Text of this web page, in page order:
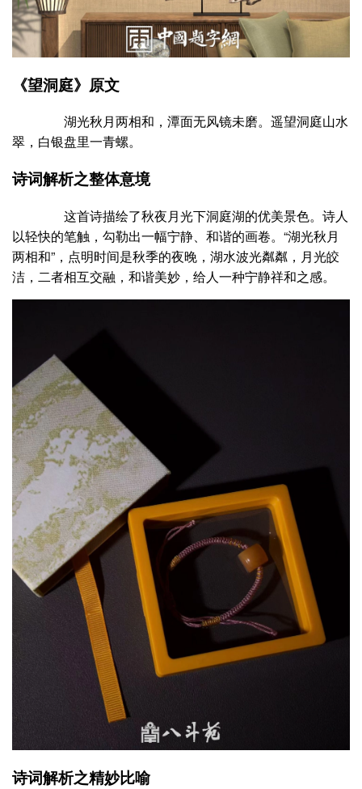
《望洞庭》原文
湖光秋月两相和，潭面无风镜未磨。遥望洞庭山水
翠，白银盘里一青螺。
诗词解析之整体意境
这首诗描绘了秋夜月光下洞庭湖的优美景色。诗人
以轻快的笔触，勾勒出一幅宁静、和谐的画卷。“湖光秋月
两相和”，点明时间是秋季的夜晚，湖水波光粼粼，月光皎
洁，二者相互交融，和谐美妙，给人一种宁静祥和之感。
诗词解析之精妙比喻